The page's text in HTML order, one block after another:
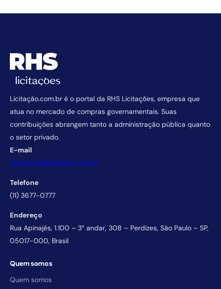
Licitação.com.br é o portal da RHS Licitações, empresa que
atua no mercado de compras governamentais. Suas
contribuições abrangem tanto a administração pública quanto
o setor privado.
E-mail
comercial@licitacao.com.br
Telefone
(11) 3677-0777
Endereço
Rua Apinajés, 1.100 – 3° andar, 308 – Perdizes, São Paulo – SP,
05017-000, Brasil
Quem somos
Quem somos